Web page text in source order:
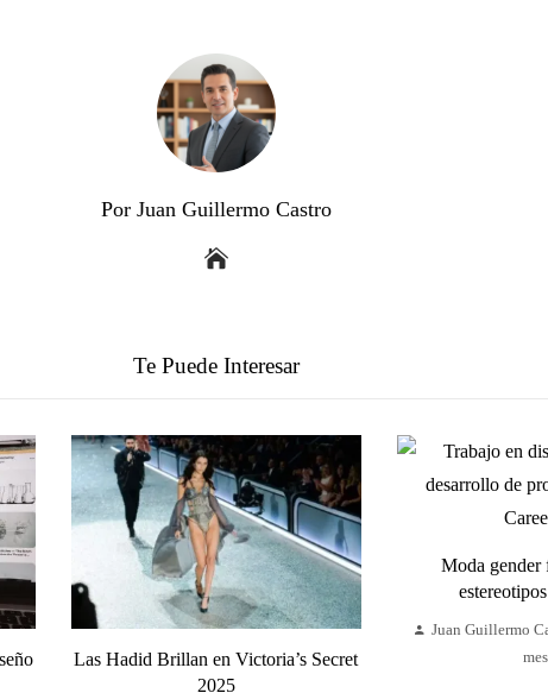
Por Juan Guillermo Castro
Te Puede Interesar
Las Hadid Brillan en Victoria’s Secret
2025
Moda gender
Juan Guillermo